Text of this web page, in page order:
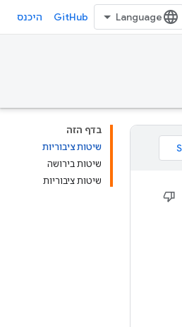
GitHub היכנס
בדף הזה
שיטות ציבוריות
שיטות בירושה
שיטות ציבוריות